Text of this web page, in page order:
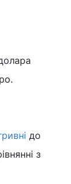
до
з